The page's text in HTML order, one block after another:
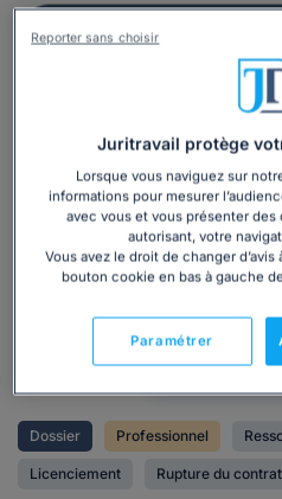
Dossier Professionnel
Licenciement Rupture du
Juritravail protège
Lorsque vous naviguez sur
informations pour mesurer
avec vous et vous présenter des
autorisant, votre
Vous avez le droit de changer
bouton cookie en bas à gauche
Paramétrer
Reporter sans choisir